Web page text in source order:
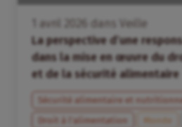
avril dans
Veille
La perspective d’une
dans la mise en œuvre du
et de la sécurité alimentaire
Sécurité alimentaire et
Droit à l’alimentation
Monde